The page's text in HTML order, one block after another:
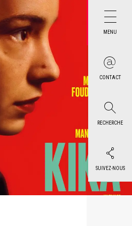
MENU
CONTACT
RECHERCHE
SUIVEZ-NOUS